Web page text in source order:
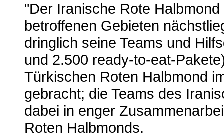
"Der Iranische Rote
betroffenen Gebieten
dringlich seine Teams und
und 2.500 ready-to-eat-
Türkischen Roten Halbmond
gebracht; die Teams des
dabei in enger
Roten Halbmonds.